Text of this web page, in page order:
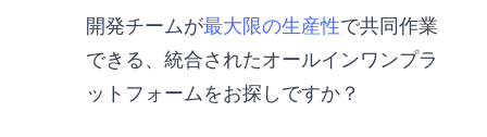
開発チームが最大限の生産性で共同作業
できる、統合されたオールインワンプラ
ットフォームをお探しですか？